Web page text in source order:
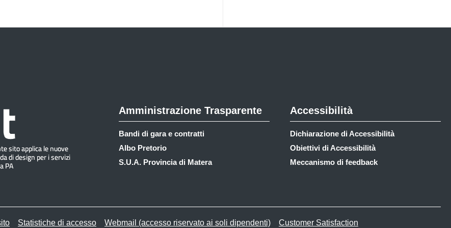
Amministrazione Trasparente
Bandi di gara e contratti
Albo Pretorio
S.U.A. Provincia di Matera
Accessibilità
Dichiarazione di Accessibilità
Obiettivi di Accessibilità
Meccanismo di feedback
Statistiche di accesso Webmail (accesso riservato ai soli dipendenti) Customer Satisfaction